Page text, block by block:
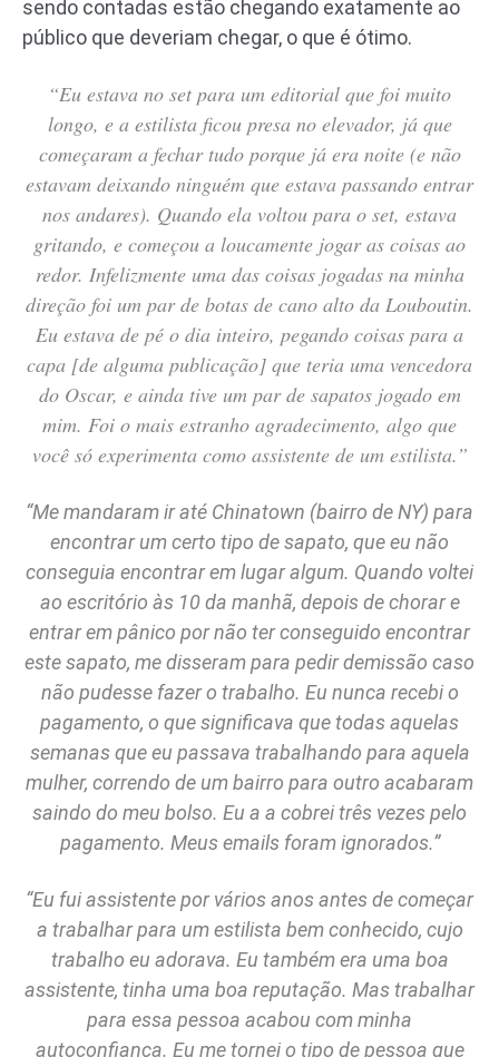
sendo contadas estão chegando exatamente ao
público que deveriam chegar, o que é ótimo.
“Eu estava no set para um editorial que foi muito
longo, e a estilista ficou presa no elevador, já que
começaram a fechar tudo porque já era noite (e não
estavam deixando ninguém que estava passando entrar
nos andares). Quando ela voltou para o set, estava
gritando, e começou a loucamente jogar as coisas ao
redor. Infelizmente uma das coisas jogadas na minha
direção foi um par de botas de cano alto da Louboutin.
Eu estava de pé o dia inteiro, pegando coisas para a
capa [de alguma publicação] que teria uma vencedora
do Oscar, e ainda tive um par de sapatos jogado em
mim. Foi o mais estranho agradecimento, algo que
você só experimenta como assistente de um estilista.”
“Me mandaram ir até Chinatown (bairro de NY) para
encontrar um certo tipo de sapato, que eu não
conseguia encontrar em lugar algum. Quando voltei
ao escritório às 10 da manhã, depois de chorar e
entrar em pânico por não ter conseguido encontrar
este sapato, me disseram para pedir demissão caso
não pudesse fazer o trabalho. Eu nunca recebi o
pagamento, o que significava que todas aquelas
semanas que eu passava trabalhando para aquela
mulher, correndo de um bairro para outro acabaram
saindo do meu bolso. Eu a a cobrei três vezes pelo
pagamento. Meus emails foram ignorados.”
“Eu fui assistente por vários anos antes de começar
a trabalhar para um estilista bem conhecido, cujo
trabalho eu adorava. Eu também era uma boa
assistente, tinha uma boa reputação. Mas trabalhar
para essa pessoa acabou com minha
autoconfiança. Eu me tornei o tipo de pessoa que